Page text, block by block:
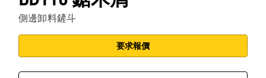
側邊卸料鏟斗
要求報價